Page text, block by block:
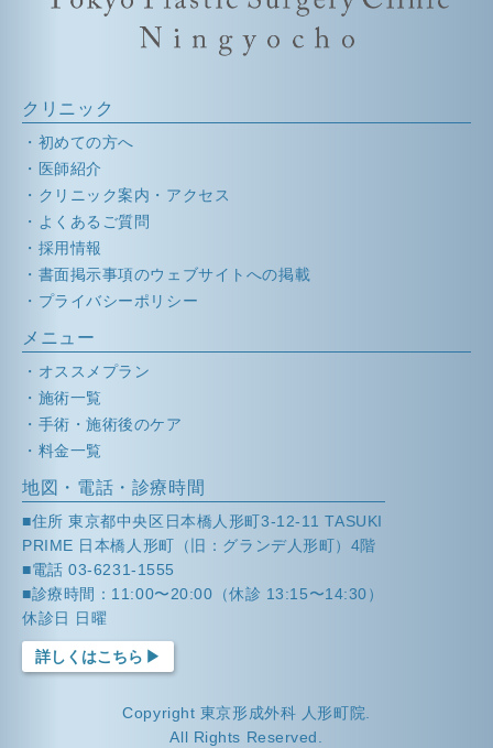
クリニック
初めての方へ
医師紹介
クリニック案内・アクセス
よくあるご質問
採用情報
書面掲示事項のウェブサイトへの掲載
プライバシーポリシー
メニュー
オススメプラン
施術一覧
手術・施術後のケア
料金一覧
地図・電話・診療時間
■住所 東京都中央区日本橋人形町3-12-11 TASUKI
PRIME 日本橋人形町（旧：グランデ人形町）4階
■電話 03-6231-1555
■診療時間：11:00〜20:00（休診 13:15〜14:30）
休診日 日曜
詳しくはこちら
Copyright 東京形成外科 人形町院.
All Rights Reserved.